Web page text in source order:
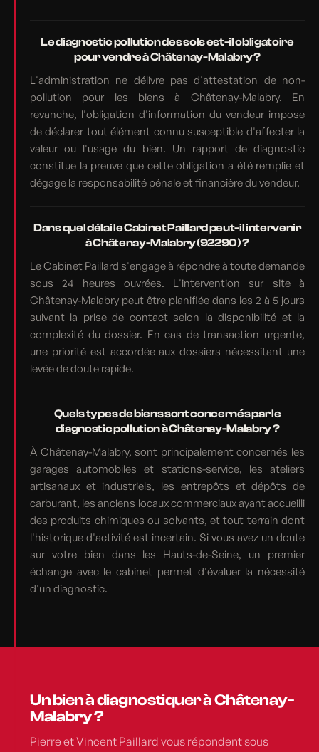
Le diagnostic pollution des sols est-il obligatoire
pour vendre à Châtenay-Malabry ?
L'administration ne délivre pas d'attestation de non-
pollution pour les biens à Châtenay-Malabry. En
revanche, l'obligation d'information du vendeur impose
de déclarer tout élément connu susceptible d'affecter la
valeur ou l'usage du bien. Un rapport de diagnostic
constitue la preuve que cette obligation a été remplie et
dégage la responsabilité pénale et financière du vendeur.
Dans quel délai le Cabinet Paillard peut-il intervenir
à Châtenay-Malabry (92290) ?
Le Cabinet Paillard s'engage à répondre à toute demande
sous 24 heures ouvrées. L'intervention sur site à
Châtenay-Malabry peut être planifiée dans les 2 à 5 jours
suivant la prise de contact selon la disponibilité et la
complexité du dossier. En cas de transaction urgente,
une priorité est accordée aux dossiers nécessitant une
levée de doute rapide.
Quels types de biens sont concernés par le
diagnostic pollution à Châtenay-Malabry ?
À Châtenay-Malabry, sont principalement concernés les
garages automobiles et stations-service, les ateliers
artisanaux et industriels, les entrepôts et dépôts de
carburant, les anciens locaux commerciaux ayant accueilli
des produits chimiques ou solvants, et tout terrain dont
l'historique d'activité est incertain. Si vous avez un doute
sur votre bien dans les Hauts-de-Seine, un premier
échange avec le cabinet permet d'évaluer la nécessité
d'un diagnostic.
Un bien à diagnostiquer à Châtenay-
Malabry ?
Pierre et Vincent Paillard vous répondent sous